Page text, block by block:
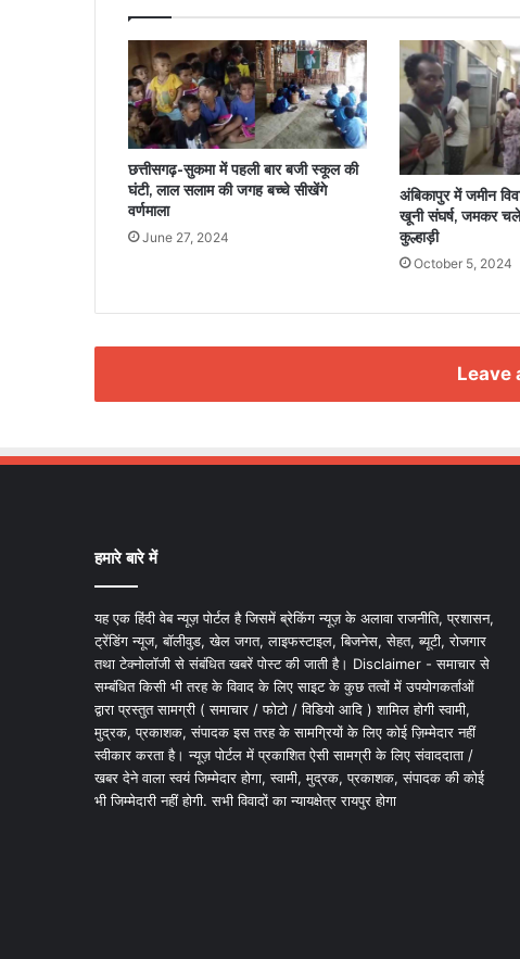
छत्तीसगढ़-सुकमा में पहली बार बजी स्कूल की
घंटी, लाल सलाम की जगह बच्चे सीखेंगे
वर्णमाला
June 27, 2024
अंबिकापुर में जमीन
खूनी संघर्ष, जमकर
कुल्हाड़ी
October 5, 2024
Leave
हमारे बारे में
यह एक हिंदी वेब न्यूज़ पोर्टल है जिसमें ब्रेकिंग न्यूज़ के अलावा राजनीति, प्रशासन,
ट्रेंडिंग न्यूज, बॉलीवुड, खेल जगत, लाइफस्टाइल, बिजनेस, सेहत, ब्यूटी, रोजगार
तथा टेक्नोलॉजी से संबंधित खबरें पोस्ट की जाती है। Disclaimer - समाचार से
सम्बंधित किसी भी तरह के विवाद के लिए साइट के कुछ तत्वों में उपयोगकर्ताओं
द्वारा प्रस्तुत सामग्री ( समाचार / फोटो / विडियो आदि ) शामिल होगी स्वामी,
मुद्रक, प्रकाशक, संपादक इस तरह के सामग्रियों के लिए कोई ज़िम्मेदार नहीं
स्वीकार करता है। न्यूज़ पोर्टल में प्रकाशित ऐसी सामग्री के लिए संवाददाता /
खबर देने वाला स्वयं जिम्मेदार होगा, स्वामी, मुद्रक, प्रकाशक, संपादक की कोई
भी जिम्मेदारी नहीं होगी. सभी विवादों का न्यायक्षेत्र रायपुर होगा